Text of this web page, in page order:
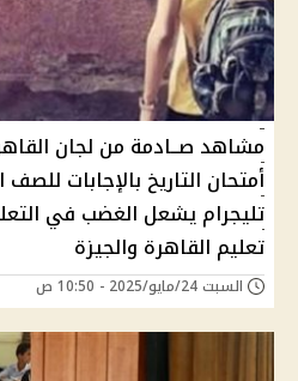
مشاهد صــادمة من لجان
أمتحان التاريخ بالإجابات للصف
تليجرام يشعل الغضب في
تعليم القاهرة والجيزة
السبت 24/مايو/2025 - 10:50 ص